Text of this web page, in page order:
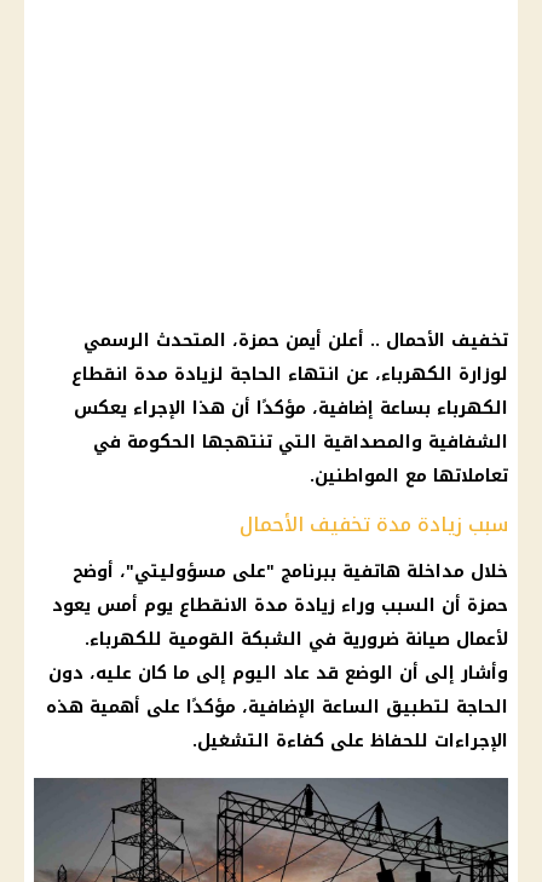
تخفيف الأحمال .. أعلن أيمن حمزة، المتحدث الرسمي
لوزارة الكهرباء، عن انتهاء الحاجة لزيادة مدة انقطاع
الكهرباء بساعة إضافية، مؤكدًا أن هذا الإجراء يعكس
الشفافية والمصداقية التي تنتهجها الحكومة في
تعاملاتها مع المواطنين.
سبب زيادة مدة تخفيف الأحمال
خلال مداخلة هاتفية ببرنامج "على مسؤوليتي"، أوضح
حمزة أن السبب وراء زيادة مدة الانقطاع يوم أمس يعود
لأعمال صيانة ضرورية في الشبكة القومية للكهرباء.
وأشار إلى أن الوضع قد عاد اليوم إلى ما كان عليه، دون
الحاجة لتطبيق الساعة الإضافية، مؤكدًا على أهمية هذه
الإجراءات للحفاظ على كفاءة التشغيل.